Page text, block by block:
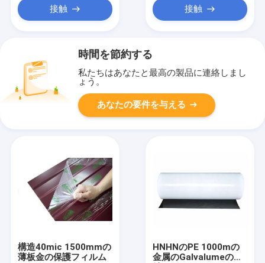
接触 接触
時間を節約する
私たちはあなたと最高の製品に連絡しまし
ょう。
あなたの要件を与える
構造40mic 1500mmの
薄板金の保護フィルム
HNHNのPE 1000mの
金属のGalvalumeの鋼